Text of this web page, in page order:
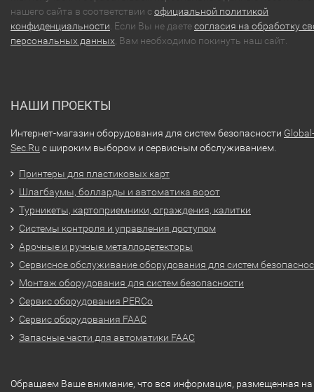
нашего сайта в соответствии софициальной политикой
конфиденциальности . Если Вы не даетесогласия на обработку
персональных данных , Вам необходимо покинуть наш сайт.
НАШИ ПРОЕКТЫ
Интернет-магазин оборудования для систем безопасности Global-
Sec.Ru с широким выбором и сервисным обслуживанием.
Принтеры для пластиковых карт
Шлагбаумы, болларды и автоматика ворот
Турникеты, картоприемники, ограждения, калитки
Системы контроля и управления доступом
Арочные и ручные металлодетекторы
Сервисное обслуживание оборудования для систем
Монтаж оборудования для систем безопасности
Сервис оборудования PERCo
Сервис оборудования FAAC
Запасные части для автоматики FAAC
Обращаем Ваше внимание, что вся информация, размещенная на